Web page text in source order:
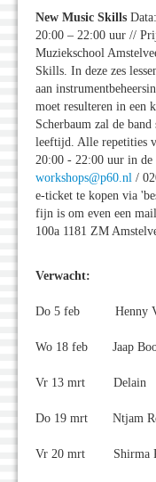
New Music Skills
20:00 – 22:00 uur //
Muziekschool
Skills. In deze zes
aan
moet resulteren in een
Scherbaum zal de
leeftijd. Alle repetities
20:00 - 22:00 uur in de
workshops@p60.nl /
e-ticket te kopen via
fijn is om even een
100a 1181 ZM
Verwacht:
Do 5 feb Henny
Wo 18 feb Jaap
Vr 13 mrt Delain
Do 19 mrt Ntjam
Vr 20 mrt Shirma